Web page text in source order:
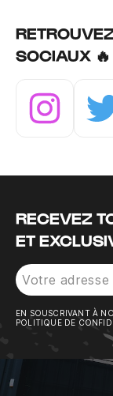
SOCIAUX 🔥
RECEVEZ
ET
EN SOUSCRIVANT À
POLITIQUE DE